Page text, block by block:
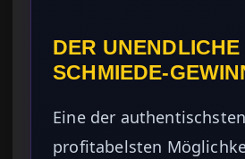
DER UNENDLICHE
SCHMIEDE-
Eine der
profitabelsten